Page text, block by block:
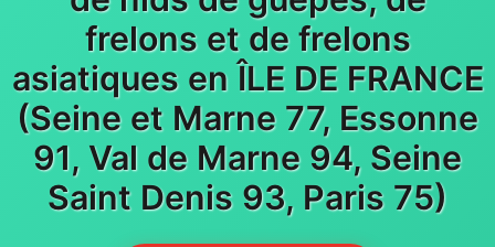
frelons et de frelons
asiatiques en ÎLE DE FRANCE
(Seine et Marne 77, Essonne
91, Val de Marne 94, Seine
Saint Denis 93, Paris 75)